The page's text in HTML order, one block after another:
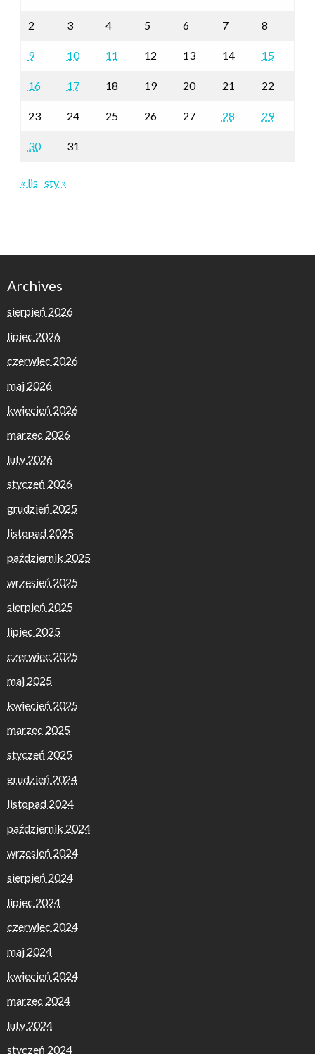
2 3 4 5 6 7 8
9 10 11 12 13 14 15
16 17 18 19 20 21 22
23 24 25 26 27 28 29
30 31
« lis sty »
Archives
sierpień 2026
lipiec 2026
czerwiec 2026
maj 2026
kwiecień 2026
marzec 2026
luty 2026
styczeń 2026
grudzień 2025
listopad 2025
październik 2025
wrzesień 2025
sierpień 2025
lipiec 2025
czerwiec 2025
maj 2025
kwiecień 2025
marzec 2025
styczeń 2025
grudzień 2024
listopad 2024
październik 2024
wrzesień 2024
sierpień 2024
lipiec 2024
czerwiec 2024
maj 2024
kwiecień 2024
marzec 2024
luty 2024
styczeń 2024